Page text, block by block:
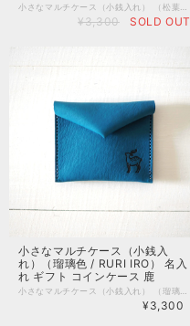
¥3,300 SOLD OUT
小さなマルチケース（小銭入
れ）（瑠璃色 / RURI IRO） 名入
れ ギフト コインケース 鹿
¥3,300